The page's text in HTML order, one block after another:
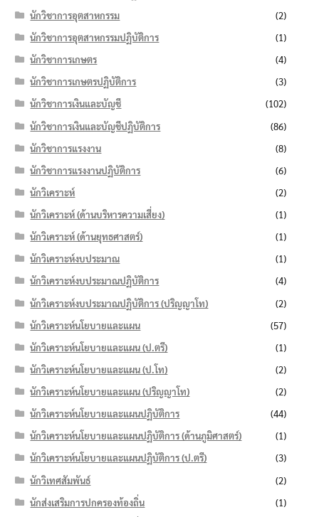
นักวิชาการอุตสาหกรรม
(2)
นักวิชาการอุตสาหกรรมปฏิบัติการ
(1)
นักวิชาการเกษตร
(4)
นักวิชาการเกษตรปฏิบัติการ
(3)
นักวิชาการเงินและบัญชี
(102)
นักวิชาการเงินและบัญชีปฏิบัติการ
(86)
นักวิชาการแรงงาน
(8)
นักวิชาการแรงงานปฏิบัติการ
(6)
นักวิเคราะห์
(2)
นักวิเคราะห์ (ด้านบริหารความเสี่ยง)
(1)
นักวิเคราะห์ (ด้านยุทธศาสตร์)
(1)
นักวิเคราะห์งบประมาณ
(1)
นักวิเคราะห์งบประมาณปฏิบัติการ
(4)
นักวิเคราะห์งบประมาณปฏิบัติการ (ปริญญาโท)
(2)
นักวิเคราะห์นโยบายและแผน
(57)
นักวิเคราะห์นโยบายและแผน (ป.ตรี)
(1)
นักวิเคราะห์นโยบายและแผน (ป.โท)
(2)
นักวิเคราะห์นโยบายและแผน (ปริญญาโท)
(2)
นักวิเคราะห์นโยบายและแผนปฏิบัติการ
(44)
นักวิเคราะห์นโยบายและแผนปฏิบัติการ (ด้านภูมิศาสตร์)
(1)
นักวิเคราะห์นโยบายและแผนปฏิบัติการ (ป.ตรี)
(3)
นักวิเทศสัมพันธ์
(2)
นักส่งเสริมการปกครองท้องถิ่น
(1)